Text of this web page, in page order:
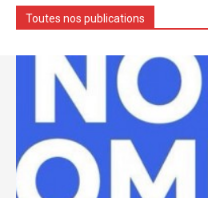
Toutes nos publications